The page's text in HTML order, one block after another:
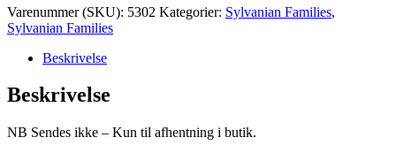
Varenummer (SKU): 5302 Kategorier: Sylvanian Families,
Sylvanian Families
Beskrivelse
Beskrivelse
NB Sendes ikke – Kun til afhentning i butik.